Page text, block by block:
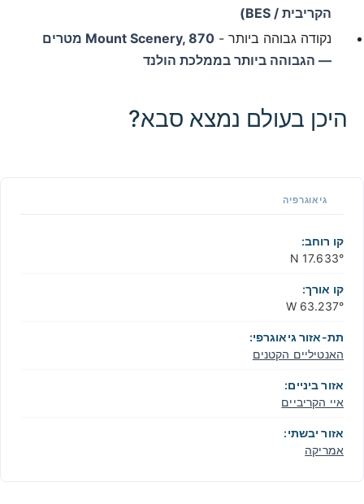
הקריבית / BES)
נקודה גבוהה ביותר -
Mount Scenery, 870 מטרים
— הגבוהה ביותר בממלכת הולנד
היכן בעולם נמצא סבא?
100 km / 62.1 mi
גיאוגרפיה
קו רוחב:
17.633° N
קו אורך:
63.237° W
תת-אזור גיאוגרפי:
האנטיליים הקטנים
אזור ביניים:
איי הקריביים
אזור יבשתי:
אמריקה